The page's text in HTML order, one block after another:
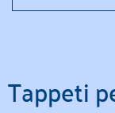
Tappeti